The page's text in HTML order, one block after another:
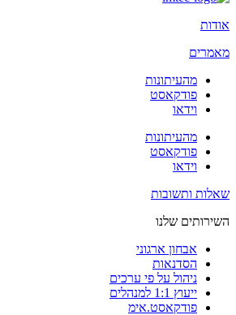
אודות
מאמרים
מהעיתונות
פודקאסט
וידאו
מהעיתונות
פודקאסט
וידאו
שאלות ותשובות
השירותים שלנו
אבחון ארגוני
הסדנאות
ניהול על פי ערכים
ייעוץ 1:1 למנהלים
פודקאסט.אימ